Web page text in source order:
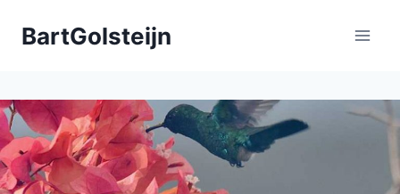
naarBartGolsteijn